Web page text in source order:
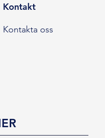
Kontakt
Kontakta oss